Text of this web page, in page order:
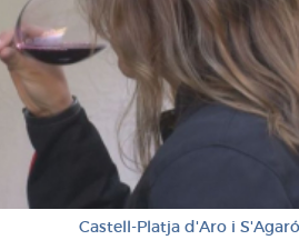
Castell-Platja d'Aro i S'Agaró